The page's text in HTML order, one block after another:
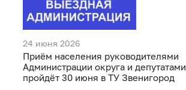
24 июня 2026
Приём населения руководителями
Администрации округа и депутатами
пройдёт 30 июня в ТУ Звенигород